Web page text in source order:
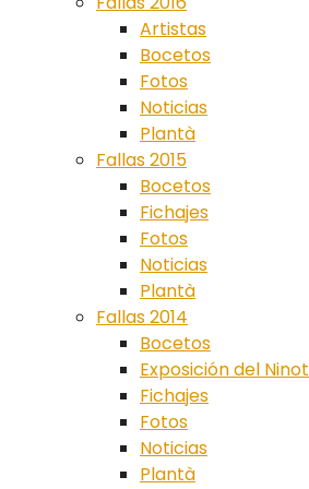
Artistas
Bocetos
Fotos
Noticias
Plantà
Fallas 2015
Bocetos
Fichajes
Fotos
Noticias
Plantà
Fallas 2014
Bocetos
Exposición del Ninot
Fichajes
Fotos
Noticias
Plantà